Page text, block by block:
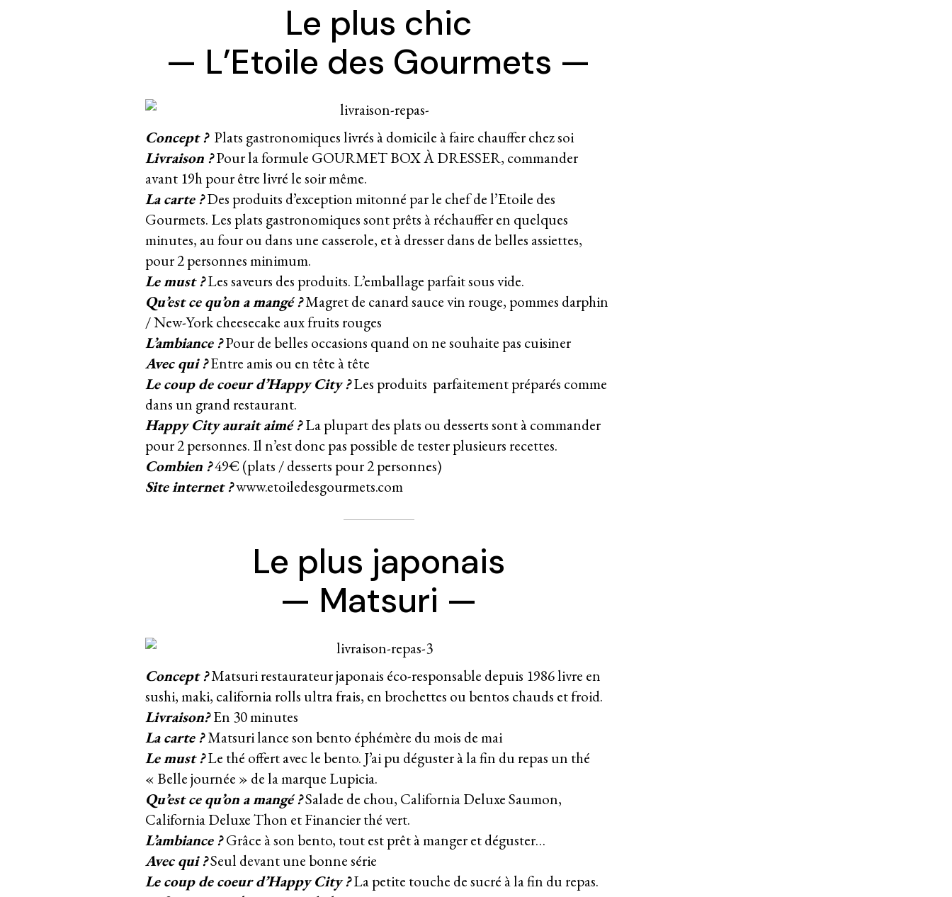
Le plus chic
— L’Etoile des Gourmets —
Concept ? Plats gastronomiques livrés à domicile à faire chauffer chez soi
Livraison ?Pour la formule GOURMET BOX À DRESSER, commander
avant 19h pour être livré le soir même.
La carte ?Des produits d’exception mitonné par le chef de l’Etoile des
Gourmets. Les plats gastronomiques sont prêts à réchauffer en quelques
minutes, au four ou dans une casserole, et à dresser dans de belles assiettes,
pour 2 personnes minimum.
Le must ?Les saveurs des produits. L’emballage parfait sous vide.
Qu’est ce qu’on a mangé ?Magret de canard sauce vin rouge, pommes darphin
/ New-York cheesecake aux fruits rouges
L’ambiance ?Pour de belles occasions quand on ne souhaite pas cuisiner
Avec qui ?Entre amis ou en tête à tête
Le coup de coeur d’Happy City ?Les produits parfaitement préparés comme
dans un grand restaurant.
Happy City aurait aimé ?La plupart des plats ou desserts sont à commander
pour 2 personnes. Il n’est donc pas possible de tester plusieurs recettes.
Combien ?49€ (plats / desserts pour 2 personnes)
Site internet ?www.etoiledesgourmets.com
Le plus japonais
— Matsuri —
Concept ?Matsuri restaurateur japonais éco-responsable depuis 1986 livre en
sushi, maki, california rolls ultra frais, en brochettes ou bentos chauds et froid.
Livraison?En 30 minutes
La carte ?Matsuri lance son bento éphémère du mois de mai
Le must ?Le thé offert avec le bento. J’ai pu déguster à la fin du repas un thé
« Belle journée » de la marque Lupicia.
Qu’est ce qu’on a mangé ?Salade de chou, California Deluxe Saumon,
California Deluxe Thon et Financier thé vert.
L’ambiance ?Grâce à son bento, tout est prêt à manger et déguster…
Avec qui ?Seul devant une bonne série
Le coup de coeur d’Happy City ?La petite touche de sucré à la fin du repas.